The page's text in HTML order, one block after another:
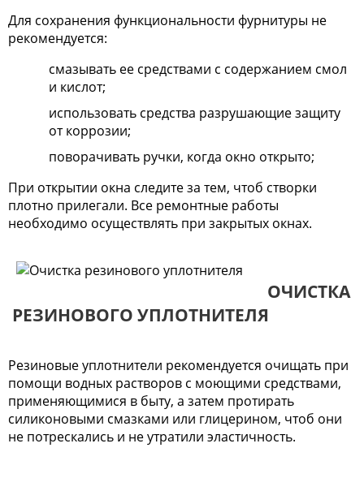
Для сохранения функциональности фурнитуры не
рекомендуется:
смазывать ее средствами с содержанием смол
и кислот;
использовать средства разрушающие защиту
от коррозии;
поворачивать ручки, когда окно открыто;
При открытии окна следите за тем, чтоб створки
плотно прилегали. Все ремонтные работы
необходимо осуществлять при закрытых окнах.
ОЧИСТКА
РЕЗИНОВОГО УПЛОТНИТЕЛЯ
Резиновые уплотнители рекомендуется очищать при
помощи водных растворов с моющими средствами,
применяющимися в быту, а затем протирать
силиконовыми смазками или глицерином, чтоб они
не потрескались и не утратили эластичность.